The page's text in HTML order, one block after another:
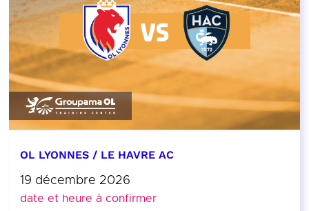
OL LYONNES / LE HAVRE AC
19 décembre 2026
date et heure à confirmer